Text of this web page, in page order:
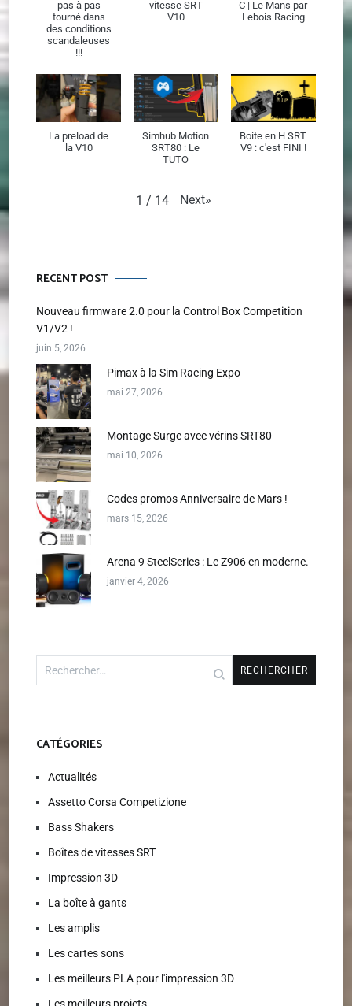
pas à pas
tourné dans
des conditions
scandaleuses
!!!
vitesse SRT
V10
C | Le Mans par
Lebois Racing
La preload de
la V10
Simhub Motion
SRT80 : Le
TUTO
Boite en H SRT
V9 : c'est FINI !
1 / 14 Next»
RECENT POST
Nouveau firmware 2.0 pour la Control Box Competition
V1/V2 !
juin 5, 2026
Pimax à la Sim Racing Expo
mai 27, 2026
Montage Surge avec vérins SRT80
mai 10, 2026
Codes promos Anniversaire de Mars !
mars 15, 2026
Arena 9 SteelSeries : Le Z906 en moderne.
janvier 4, 2026
Rechercher :
CATÉGORIES
Actualités
Assetto Corsa Competizione
Bass Shakers
Boîtes de vitesses SRT
Impression 3D
La boîte à gants
Les amplis
Les cartes sons
Les meilleurs PLA pour l'impression 3D